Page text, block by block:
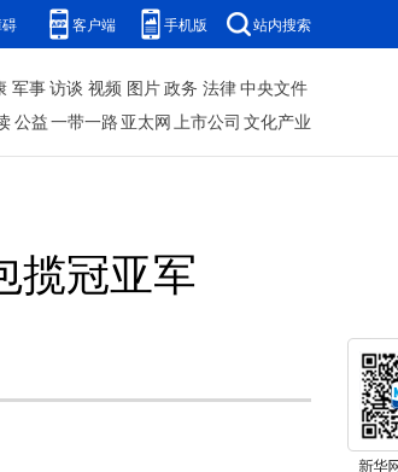
客户端 手机版 站内搜索
军事访谈 视频 图片政务 法律中央文件
公益一带一路 亚太网上市公司 文化产业
揽冠亚军